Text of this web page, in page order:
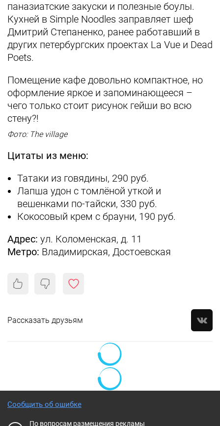
паназиатские закуски и полезные боулы.
Кухней в Simple Noodles заправляет шеф
Дмитрий Степаненко, ранее работавший в
других петербургских проектах La Vue и Dead
Poets.
Помещение кафе довольно компактное, но
оформление яркое и запоминающееся –
чего только стоит рисунок гейши во всю
стену?!
Фото: The village
Цитаты из меню:
Татаки из говядины, 290 руб.
Лапша удон с томлёной уткой и
вешенками по-тайски, 330 руб.
Кокосовый крем с брауни, 190 руб.
Адрес: ул. Коломенская, д. 11
Метро: Владимирская, Достоевская
Рассказать друзьям
Сообщить об ошибке
По вопросам размещения рекламы